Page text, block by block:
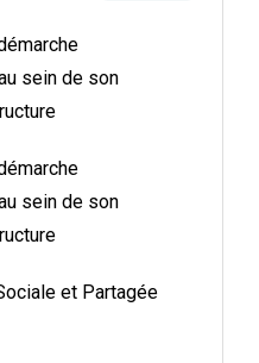
sein de son
sein de son
et Partagée